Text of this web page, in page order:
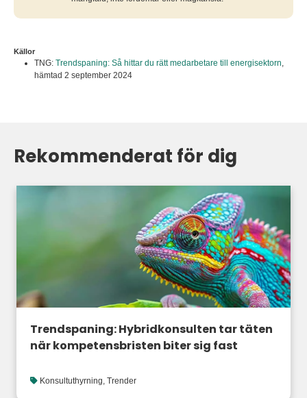
Källor
TNG: Trendspaning: Så hittar du rätt medarbetare till energisektorn,
hämtad 2 september 2024
Rekommenderat för dig
Trendspaning: Hybridkonsulten tar täten
när kompetensbristen biter sig fast
Konsultuthyrning, Trender